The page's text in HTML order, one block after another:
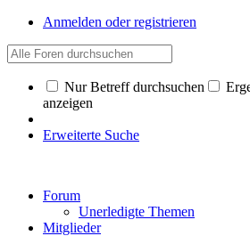
Anmelden oder registrieren
Nur Betreff durchsuchen
anzeigen
Erweiterte Suche
Forum
Unerledigte Themen
Mitglieder